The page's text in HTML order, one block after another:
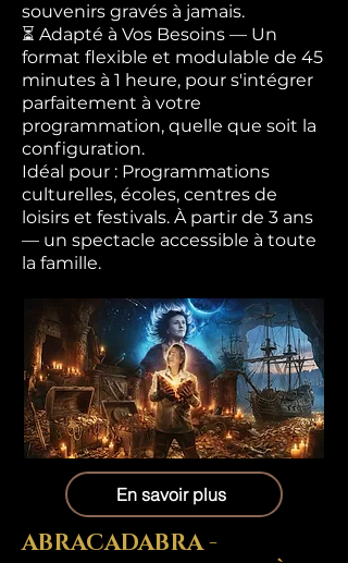
souvenirs gravés à jamais.
⏳ Adapté à Vos Besoins — Un
format flexible et modulable de 45
minutes à 1 heure, pour s'intégrer
parfaitement à votre
programmation, quelle que soit la
configuration.
Idéal pour : Programmations
culturelles, écoles, centres de
loisirs et festivals. À partir de 3 ans
— un spectacle accessible à toute
la famille.
En savoir plus
ABRACADABRA -